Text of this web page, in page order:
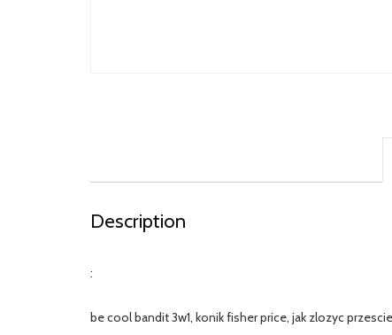
Description
:
be cool bandit 3w1, konik fisher price, jak zlozyc